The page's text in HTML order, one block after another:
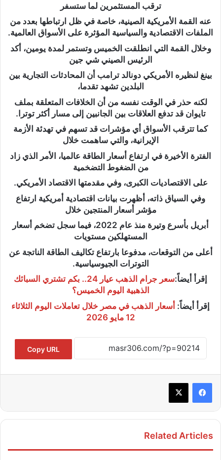
ترقب المستثمرين لما ستسفر
عنه القمة الأمريكية الصينية، خاصة في ظل ارتباطها بعدد من
الملفات الاقتصادية والسياسية المؤثرة على الأسواق العالمية.
وخلال القمة التي انطلقت الخميس وتستمر لمدة يومين، أكد
الرئيس الصيني شي جين
بينغ لنظيره الأمريكي دونالد ترامب أن المحادثات التجارية بين
البلدين تشهد تقدما،
لكنه حذر في الوقت نفسه من أن الخلافات المتعلقة بملف
تايوان قد تدفع العلاقات بين الجانبين إلى مسار أكثر توترا.
كما تترقب الأسواق أي مؤشرات قد تسهم في تهدئة الأزمة
الإيرانية، والتي ساهمت خلال
الفترة الأخيرة في ارتفاع أسعار الطاقة عالميا، الأمر الذي زاد
من الضغوط التضخمية
على الاقتصاديات الكبرى، وفي مقدمتها الاقتصاد الأمريكي.
وفي السياق ذاته، أظهرت بيانات اقتصادية أمريكية ارتفاع
مؤشر أسعار المنتجين خلال
أبريل بأسرع وتيرة منذ عام 2022، فيما سجل تضخم أسعار
المستهلكين مستويات
أعلى من التوقعات، مدفوعا بارتفاع تكاليف الطاقة الناتجة عن
التوترات الجيوسياسية.
إقرأ أيضاً:
سعر جرام الذهب عيار 24.. بكم تشتري السبائك
الذهبية اليوم الخميس؟
إقرأ أيضاً: أسعار الذهب في مصر خلال تعاملات اليوم الثلاثاء
12 مايو 2026
Copy URL
Related Articles